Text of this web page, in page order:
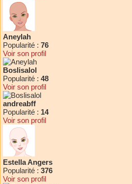
Aneylah
Popularité : 76
Voir son profil
Boslisalol
Popularité : 48
Voir son profil
andreabff
Popularité : 14
Voir son profil
Estella Angers
Popularité : 376
Voir son profil